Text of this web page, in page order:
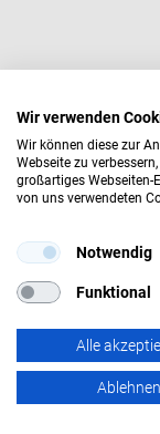
Steh-Sitztisch
Ecken, Memory-Funktion, Höhen-
display: inline-block; background-color: #ff0000; /* Auffälliges Rot */ color:
#ffffff; /* Weiße Schrift */ font-weight: bold; text-transform: uppercase;
padding: 5px 10px; border-radius: 3px; font-size: 14px; margin-bottom: 10px;
Ab 1.169,00 €
zzgl. 19% Steuern,inkl.
Wir verwenden
Wir können diese zur
Webseite zu
großartiges Webseiten-
von uns verwendeten
Notwendig
Funktional
Alle
Ablehnen